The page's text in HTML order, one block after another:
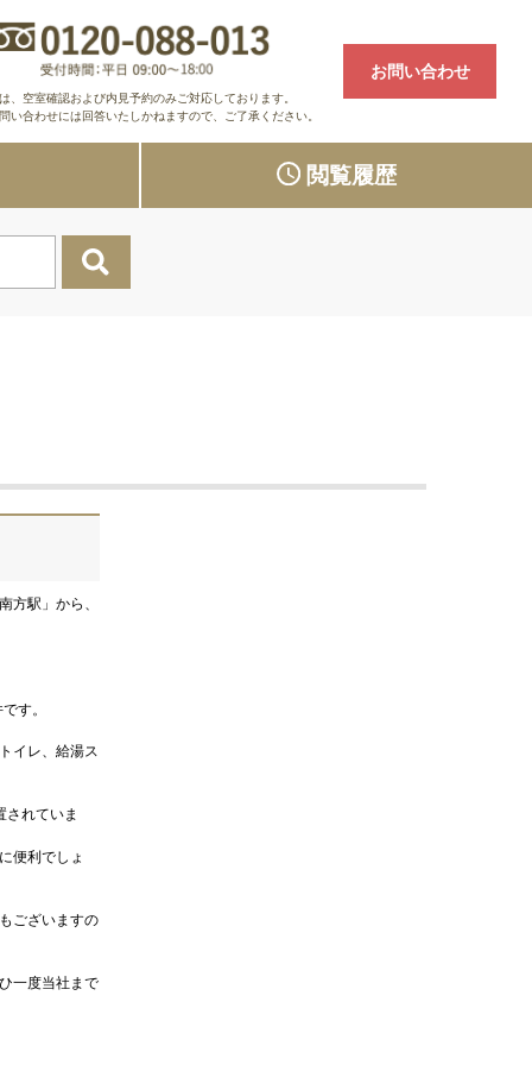
、空室確認および内見予約のみご対応しております。
い合わせには回答いたしかねますので、ご了承ください。
お問い合わせ
閲覧履歴
駅」から、
す。
イレ、給湯ス
れていま
便利でしょ
ございますの
一度当社まで